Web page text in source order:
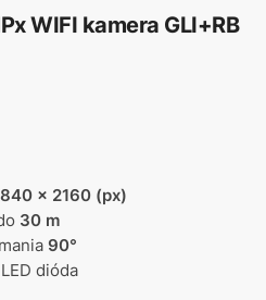
WIFI kamera GLI+RB
x 2160 (px)
30 m
90°
dióda